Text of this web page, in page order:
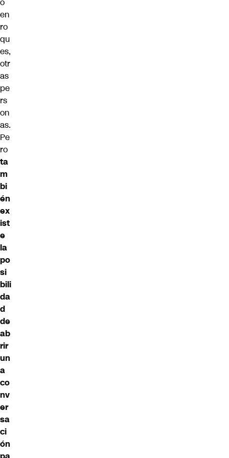
en
ro
qu
es,
otr
as
pe
rs
on
as.
Pe
ro
ta
m
bi
én
ex
ist
e
la
po
si
bili
da
d
de
ab
rir
un
a
co
nv
er
sa
ci
ón